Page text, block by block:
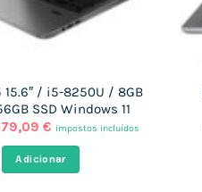
15.6″ / i5-8250U / 8GB
SSD Windows 11
original
era:
€ O
atual
é:
impostos incluídos
Adicionar